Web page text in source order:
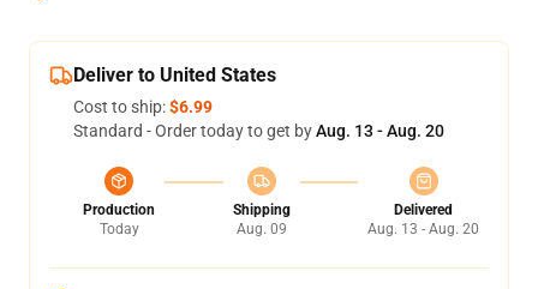
Deliver to United States
Cost to ship:$6.99
Standard - Order today to get byAug. 13 - Aug. 20
Production
Today
Shipping
Aug. 09
Delivered
Aug. 13 - Aug. 20